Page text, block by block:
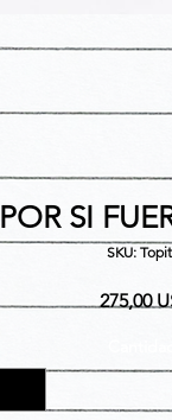
POR SI
SKU:
275,00